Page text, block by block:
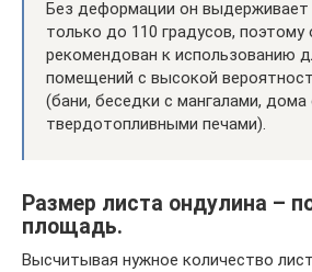
Без деформации он выдерживает
только до 110 градусов, поэтому
рекомендован к использованию
помещений с высокой
(бани, беседки с мангалами, дома
твердотопливными печами).
Размер листа ондулина –
площадь.
Высчитывая нужное количество